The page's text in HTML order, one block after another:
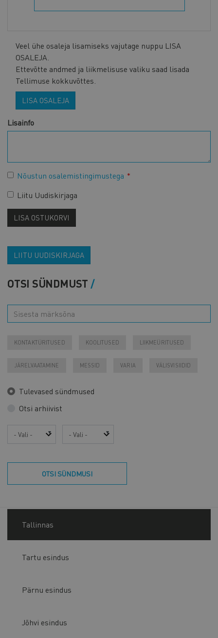
Veel ühe osaleja lisamiseks vajutage nuppu LISA
OSALEJA.
Ettevõtte andmed ja liikmelisuse valiku saad lisada
Tellimuse kokkuvõttes.
LISA OSALEJA
Lisainfo
Nõustun osalemistingimustega
Liitu Uudiskirjaga
LISA OSTUKORVI
LIITU UUDISKIRJAGA
OTSI SÜNDMUST
KONTAKTÜRITUSED KOOLITUSED LIIKMEÜRITUSED
JÄRELVAATAMINE MESSID VARIA VÄLISVISIIDID
Tulevased sündmused
Otsi arhiivist
Aasta Kuu
OTSI SÜNDMUSI
Tallinnas
Tartu esindus
Pärnu esindus
Jõhvi esindus